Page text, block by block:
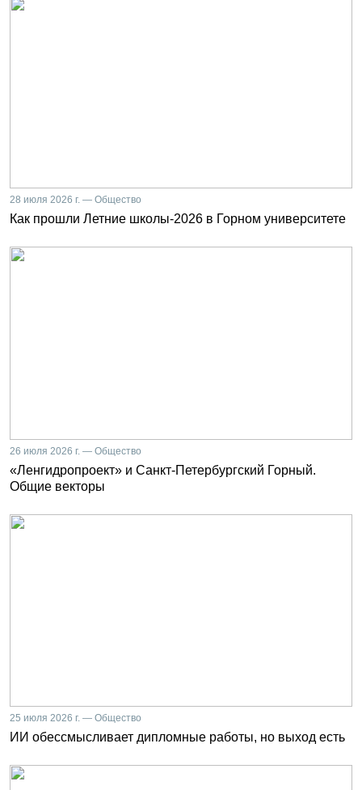
28 июля 2026 г. — Общество
Как прошли Летние школы-2026 в Горном университете
26 июля 2026 г. — Общество
«Ленгидропроект» и Санкт-Петербургский Горный.
Общие векторы
25 июля 2026 г. — Общество
ИИ обессмысливает дипломные работы, но выход есть